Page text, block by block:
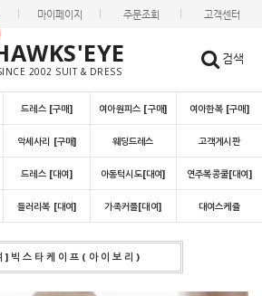
마이페이지 주문조회 고객센터
2002 SUIT & DRESS
검색
드레스 [구매] 여아원피스 [구매] 여아한복 [구매]
악세사리 [구매] 웨딩드레스 고객게시판
드레스 [대여] 아동턱시도[대여] 연주복콩쿨[대여]
들러리복 [대여] 가족커플[대여] 대여스케쥴
]빅스타케이프(아이보리)